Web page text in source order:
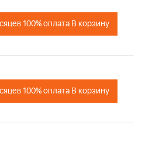
100% оплата В корзину
100% оплата В корзину